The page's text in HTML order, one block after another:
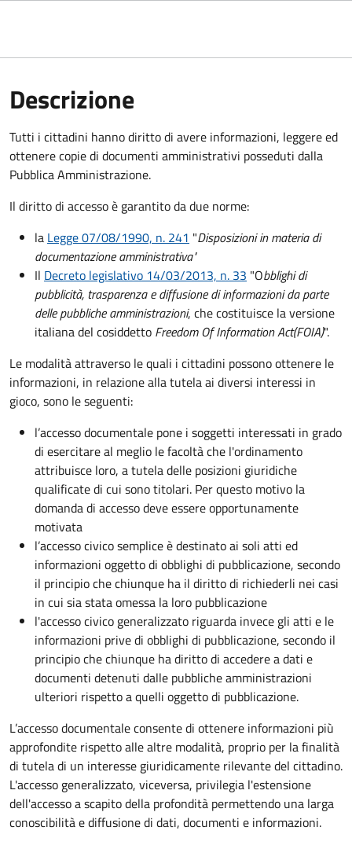
Descrizione
Tutti i cittadini hanno diritto di avere informazioni, leggere ed
ottenere copie di documenti amministrativi posseduti dalla
Pubblica Amministrazione.
Il diritto di accesso è garantito da due norme:
la Legge 07/08/1990, n. 241 "Disposizioni in materia di
documentazione amministrativa"
Il Decreto legislativo 14/03/2013, n. 33 "Obblighi di
pubblicità, trasparenza e diffusione di informazioni da parte
delle pubbliche amministrazioni, che costituisce la versione
italiana del cosiddetto Freedom Of Information Act(FOIA)".
Le modalità attraverso le quali i cittadini possono ottenere le
informazioni, in relazione alla tutela ai diversi interessi in
gioco, sono le seguenti:
l’accesso documentale pone i soggetti interessati in grado
di esercitare al meglio le facoltà che l'ordinamento
attribuisce loro, a tutela delle posizioni giuridiche
qualificate di cui sono titolari. Per questo motivo la
domanda di accesso deve essere opportunamente
motivata
l’accesso civico semplice è destinato ai soli atti ed
informazioni oggetto di obblighi di pubblicazione, secondo
il principio che chiunque ha il diritto di richiederli nei casi
in cui sia stata omessa la loro pubblicazione
l'accesso civico generalizzato riguarda invece gli atti e le
informazioni prive di obblighi di pubblicazione, secondo il
principio che chiunque ha diritto di accedere a dati e
documenti detenuti dalle pubbliche amministrazioni
ulteriori rispetto a quelli oggetto di pubblicazione.
L’accesso documentale consente di ottenere informazioni più
approfondite rispetto alle altre modalità, proprio per la finalità
di tutela di un interesse giuridicamente rilevante del cittadino.
L'accesso generalizzato, viceversa, privilegia l'estensione
dell'accesso a scapito della profondità permettendo una larga
conoscibilità e diffusione di dati, documenti e informazioni.